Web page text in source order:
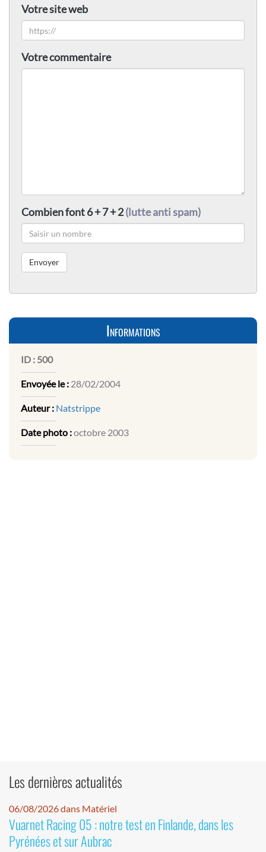
Votre site web
Votre commentaire
Combien font 6 + 7 + 2(lutte anti spam)
Informations
ID : 500
Envoyée le : 28/02/2004
Auteur : Natstrippe
Date photo :octobre 2003
Les dernières actualités
06/08/2026 dans Matériel
Vuarnet Racing 05 : notre test en Finlande, dans les
Pyrénées et sur Aubrac